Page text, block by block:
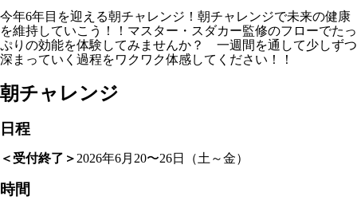
今年6年目を迎える朝チャレンジ！朝チャレンジで未来の健康
を維持していこう！！マスター・スダカー監修のフローでたっ
ぷりの効能を体験してみませんか？ 一週間を通して少しずつ
深まっていく過程をワクワク体感してください！！
朝チャレンジ
日程
＜受付終了＞ 2026年6月20〜26日（土～金）
時間